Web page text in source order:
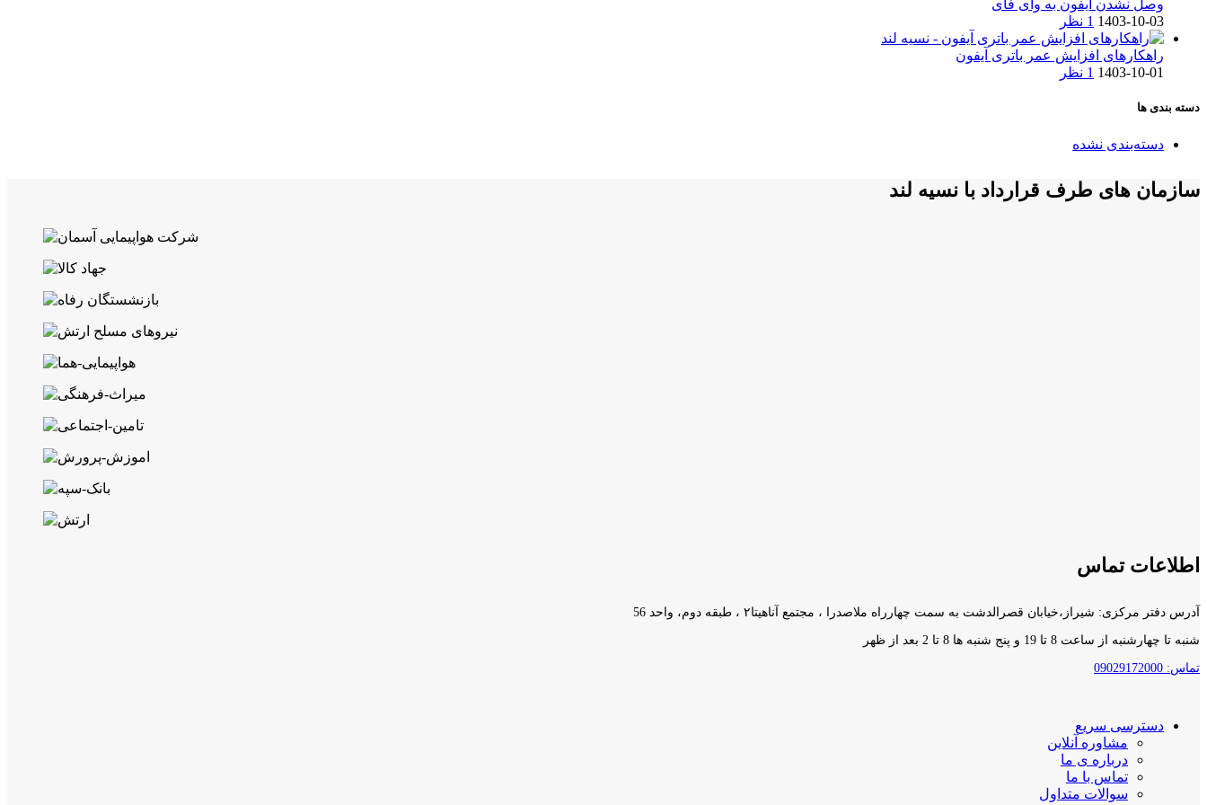
وصل نشدن آیفون به وای فای
1403-10-03 1 نظر
راهکارهای افزایش عمر باتری آیفون
1403-10-01 1 نظر
دسته بندی ها
دسته‌بندی نشده
سازمان های طرف قرارداد با نسیه لند
اطلاعات تماس
آدرس دفتر مرکزی: شیراز،خیابان قصرالدشت به سمت چهارراه ملاصدرا ، مجتمع آناهیتا۲ ، طبقه دوم، واحد 56
شنبه تا چهارشنبه از ساعت 8 تا 19 و پنج شنبه ها 8 تا 2 بعد از ظهر
تماس: 09029172000
دسترسی سریع
مشاوره آنلاین
درباره ی ما
تماس با ما
سوالات متداول